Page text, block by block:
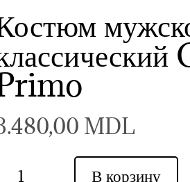
MDL
товара
В корзину